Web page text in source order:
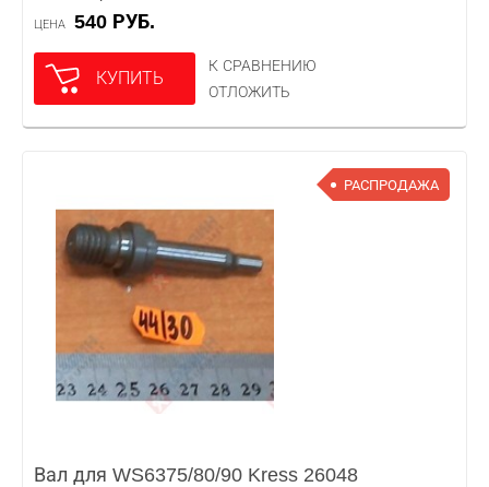
ЦЕНА 540 РУБ.
КУПИТЬ
К СРАВНЕНИЮ
ОТЛОЖИТЬ
РАСПРОДАЖА
Вал для WS6375/80/90 Kress 26048